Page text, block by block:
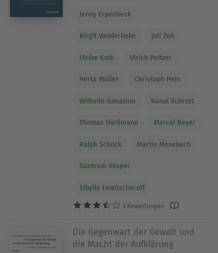
Jenny Erpenbeck
Birgit Vanderbeke Juli Zeh
Ulrike Kolb Ulrich Peltzer
Herta Müller Christoph Hein
Wilhelm Genazino Raoul Schrott
Thomas Hürlimann Marcel Beyer
Ralph Schock Martin Mosebach
Guntram Vesper
Sibylle Lewitscharoff
3 Bewertungen
Die Gegenwart der Gewalt und
die Macht der Aufklärung